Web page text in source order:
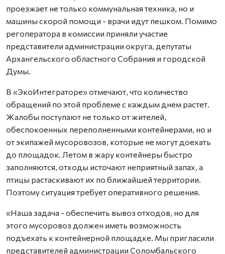
проезжает не только коммунальная техника, но и
машины скорой помощи - врачи идут пешком. Помимо
регоператора в комиссии приняли участие
представители администрации округа, депутаты
Архангельского областного Собрания и городской
Думы.
В «ЭкоИнтеграторе» отмечают, что количество
обращений по этой проблеме с каждым днем растет.
Жалобы поступают не только от жителей,
обеспокоенных переполненными контейнерами, но и
от экипажей мусоровозов, которые не могут доехать
до площадок. Летом в жару контейнеры быстро
заполняются, отходы источают неприятный запах, а
птицы растаскивают их по ближайшей территории.
Поэтому ситуация требует оперативного решения.
«Наша задача - обеспечить вывоз отходов, но для
этого мусоровоз должен иметь возможность
подъехать к контейнерной площадке. Мы пригласили
представителей администрации Соломбальского